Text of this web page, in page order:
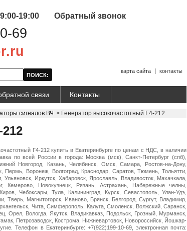
19:00
69
Обратный звонок
контакты
карта сайта
связи Контакты
сигналов ВЧ > Генератор высокочастотный Г4-212
Г4-212 купить в Екатеринбурге по ценам с НДС, в наличии
по всей России в города: Москва (мск), Санкт-Петербург (спб),
Новгород, Казань, Челябинск, Омск, Самара, Ростов-на-Дону,
Пермь, Воронеж, Волгоград, Краснодар, Саратов, Тюмень, Тольятти,
Ульяновск, Иркутск, Хабаровск, Ярославль, Владивосток, Махачкала,
Кемерово, Новокузнецк, Рязань, Астрахань, Набережные челны,
Чебоксары, Тула, Калининград, Курск, Севастополь, Улан-Удэ,
Тверь, Магнитогорск, Иваново, Брянск, Белгород, Сургут, Владимир,
Чита, Симферополь, Калуга, Смоленск, Волжский, Саранск,
Орел, Вологда, Якутск, Владикавказ, Подольск, Грозный, Мурманск,
Петрозаводск, Кострома, Нижневартовск, Новороссийск, Йошкар-
Телефон в Екатеринбурге: +7(922)199-10-69, электронная почта: